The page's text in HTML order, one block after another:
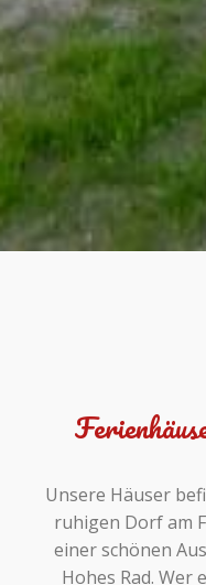
Unsere Häuser
ruhigen Dorf am
einer schönen
Hohes Rad. Wer